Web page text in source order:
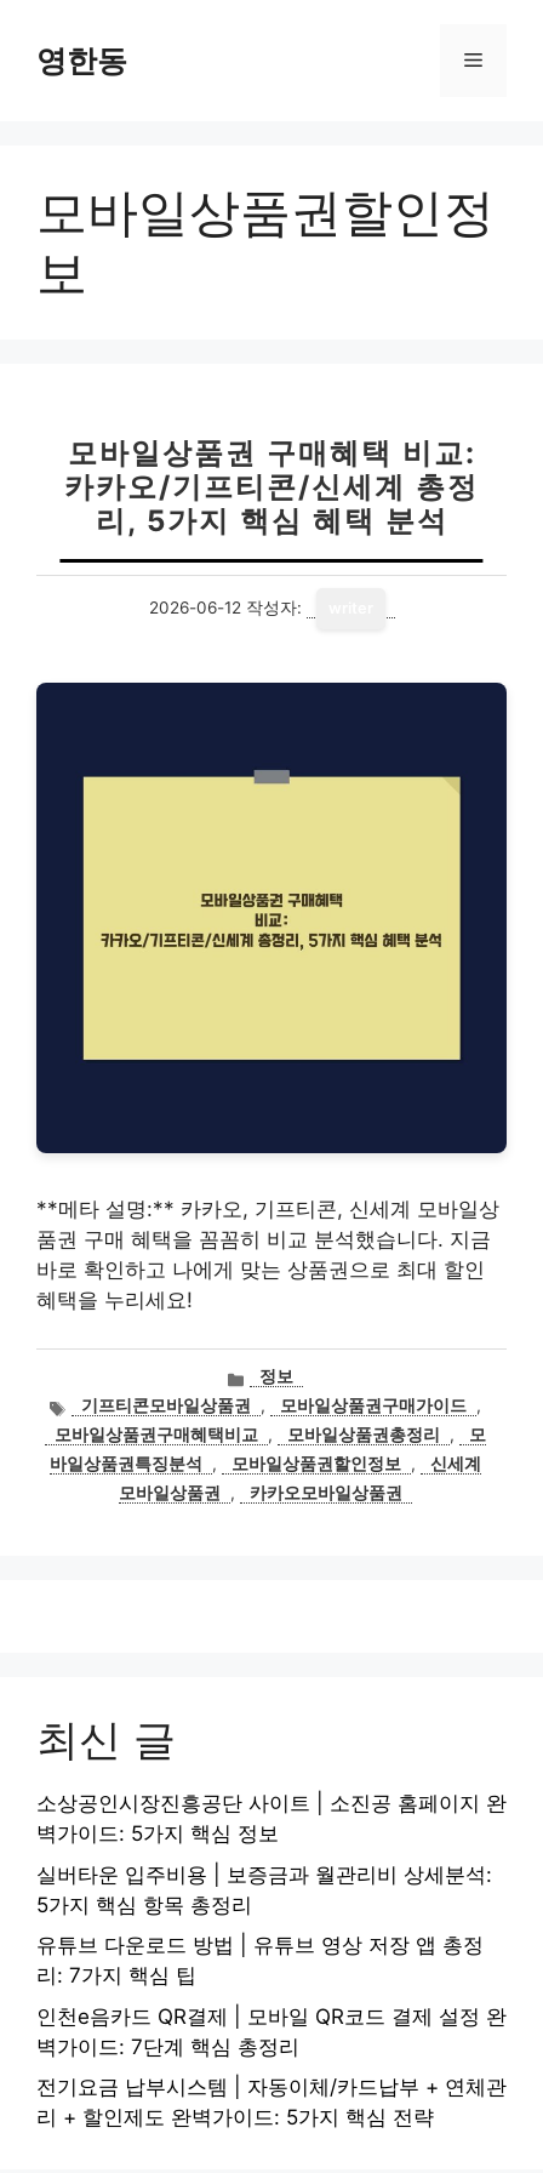
영한동 메
모바일상품권할인정
보
모바일상품권 구매혜택 비교:
카카오/기프티콘/신세계 총정
리, 5가지 핵심 혜택 분석
2026-06-12 작성자:
**메타 설명:** 카카오, 기프티콘, 신세계 모바일상
품권 구매 혜택을 꼼꼼히 비교 분석했습니다. 지금
바로 확인하고 나에게 맞는 상품권으로 최대 할인
혜택을 누리세요!
카
테
고
리
정보
태
그
기프티콘모바일상품권 , 모바일상품권구매가이드 ,
모바일상품권구매혜택비교
, 모바일상품권총정리 ,
모
바일상품권특징분석
, 모바일상품권할인정보 ,
신세계
모바일상품권
, 카카오모바일상품권
최신 글
소상공인시장진흥공단 사이트 | 소진공 홈페이지 완
벽가이드: 5가지 핵심 정보
실버타운 입주비용 | 보증금과 월관리비 상세분석:
5가지 핵심 항목 총정리
유튜브 다운로드 방법 | 유튜브 영상 저장 앱 총정
리: 7가지 핵심 팁
인천e음카드 QR결제 | 모바일 QR코드 결제 설정 완
벽가이드: 7단계 핵심 총정리
전기요금 납부시스템 | 자동이체/카드납부 + 연체관
리 + 할인제도 완벽가이드: 5가지 핵심 전략